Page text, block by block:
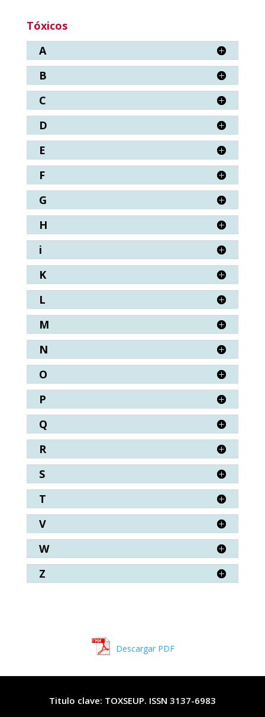
Tóxicos
A
B
C
D
E
F
G
H
i
K
L
M
N
O
P
Q
R
S
T
V
W
Z
Descargar PDF
Titulo clave: TOXSEUP. ISSN 3137-6983